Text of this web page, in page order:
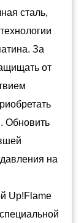
сталь,
За
от
Обновить
на
Up!Flame